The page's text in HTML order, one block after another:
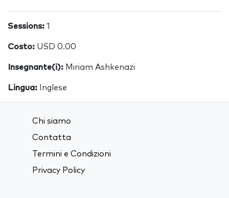
Sessions: 1
Costo: USD 0.00
Insegnante(i): Miriam Ashkenazi
Lingua: Inglese
Chi siamo
Contatta
Termini e Condizioni
Privacy Policy